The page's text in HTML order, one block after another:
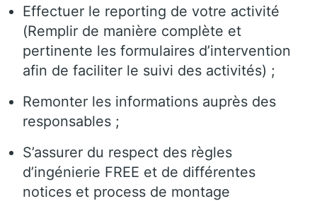
Effectuer le reporting de votre activité
(Remplir de manière complète et
pertinente les formulaires d’intervention
afin de faciliter le suivi des activités) ;
Remonter les informations auprès des
responsables ;
S’assurer du respect des règles
d’ingénierie FREE et de différentes
notices et process de montage